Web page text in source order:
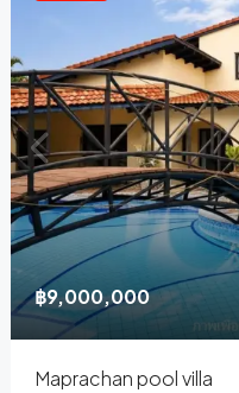
฿9,000,000
Maprachan pool villa